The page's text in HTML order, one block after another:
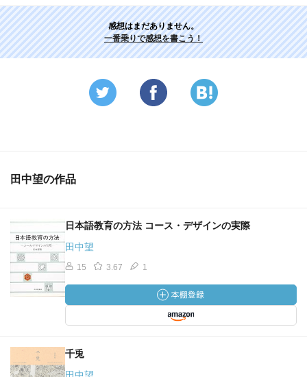
感想はまだありません。
一番乗りで感想を書こう！
田中望の作品
日本語教育の方法 コース・デザインの実際
田中望
15 3.67 1
千兎